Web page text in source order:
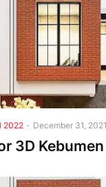
2022 - December 31, 2021
3D